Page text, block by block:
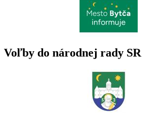
Voľby do národnej rady SR